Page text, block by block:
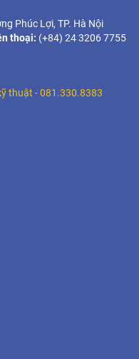
Phúc Lợi, TP. Hà Nội
thoại: (+84) 24 3206 7755
thuật -081.330.8383